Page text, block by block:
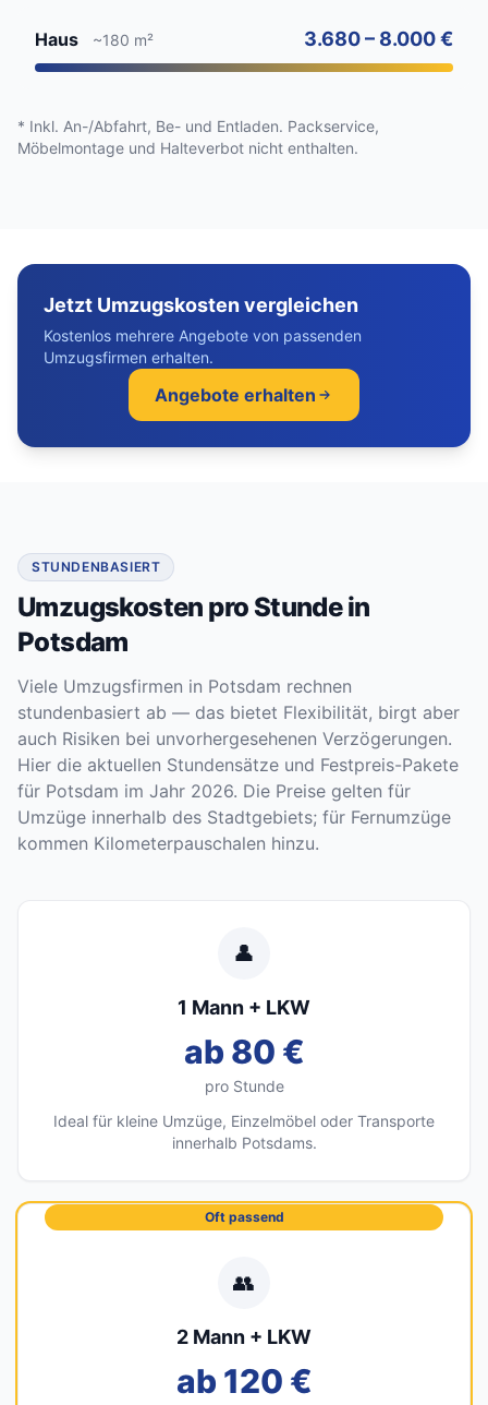
Haus ~180 m² 3.680 – 8.000 €
* Inkl. An-/Abfahrt, Be- und Entladen. Packservice,
Möbelmontage und Halteverbot nicht enthalten.
Jetzt Umzugskosten vergleichen
Kostenlos mehrere Angebote von passenden
Umzugsfirmen erhalten.
Angebote erhalten
STUNDENBASIERT
Umzugskosten pro Stunde in
Potsdam
Viele Umzugsfirmen in Potsdam rechnen
stundenbasiert ab — das bietet Flexibilität, birgt aber
auch Risiken bei unvorhergesehenen Verzögerungen.
Hier die aktuellen Stundensätze und Festpreis-Pakete
für Potsdam im Jahr 2026. Die Preise gelten für
Umzüge innerhalb des Stadtgebiets; für Fernumzüge
kommen Kilometerpauschalen hinzu.
👤
1 Mann + LKW
ab 80 €
pro Stunde
Ideal für kleine Umzüge, Einzelmöbel oder Transporte
innerhalb Potsdams.
Oft passend
👥
2 Mann + LKW
ab 120 €